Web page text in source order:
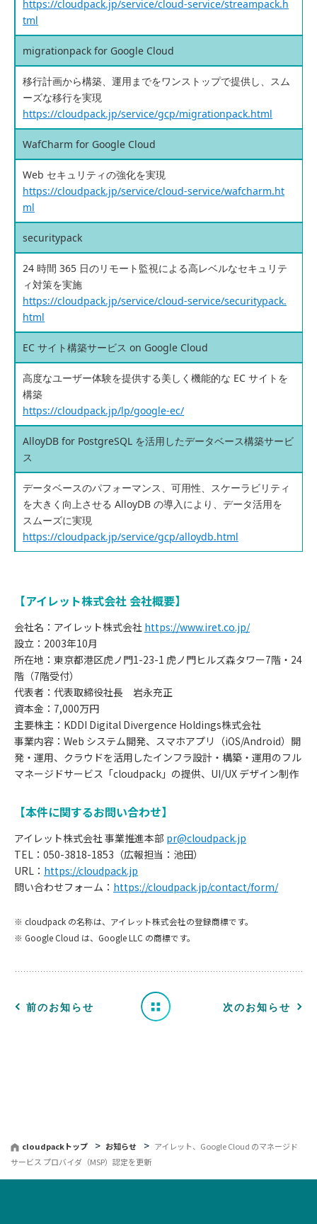
https://cloudpack.jp/service/cloud-service/streampack.h
tml
migrationpack for Google Cloud
移行計画から構築、運用までをワンストップで提供し、スム
ーズな移行を実現
https://cloudpack.jp/service/gcp/migrationpack.html
WafCharm for Google Cloud
Web セキュリティの強化を実現
https://cloudpack.jp/service/cloud-service/wafcharm.ht
ml
securitypack
24 時間 365 日のリモート監視による高レベルなセキュリテ
ィ対策を実施
https://cloudpack.jp/service/cloud-service/securitypack.
html
EC サイト構築サービス on Google Cloud
高度なユーザー体験を提供する美しく機能的な EC サイトを
構築
https://cloudpack.jp/lp/google-ec/
AlloyDB for PostgreSQL を活用したデータベース構築サービ
ス
データベースのパフォーマンス、可用性、スケーラビリティ
を大きく向上させる AlloyDB の導入により、データ活用を
スムーズに実現
https://cloudpack.jp/service/gcp/alloydb.html
【アイレット株式会社 会社概要】
会社名：アイレット株式会社 https://www.iret.co.jp/
設立：2003年10月
所在地：東京都港区虎ノ門1-23-1 虎ノ門ヒルズ森タワー7階・24
階（7階受付）
代表者：代表取締役社長 岩永充正
資本金：7,000万円
主要株主：KDDI Digital Divergence Holdings株式会社
事業内容：Web システム開発、スマホアプリ（iOS/Android）開
発・運用、クラウドを活用したインフラ設計・構築・運用のフル
マネージドサービス「cloudpack」の提供、UI/UX デザイン制作
【本件に関するお問い合わせ】
アイレット株式会社 事業推進本部 pr@cloudpack.jp
TEL：050-3818-1853（広報担当：池田）
URL： https://cloudpack.jp
問い合わせフォーム： https://cloudpack.jp/contact/form/
※ cloudpack の名称は、アイレット株式会社の登録商標です。
※ Google Cloud は、Google LLC の商標です。
前のお知らせ
お
ら
せ
一 次のお知らせ
cloudpackトップ お知らせ
アイレット、Google Cloud のマネージド
サービス プロバイダ（MSP）認定を更新